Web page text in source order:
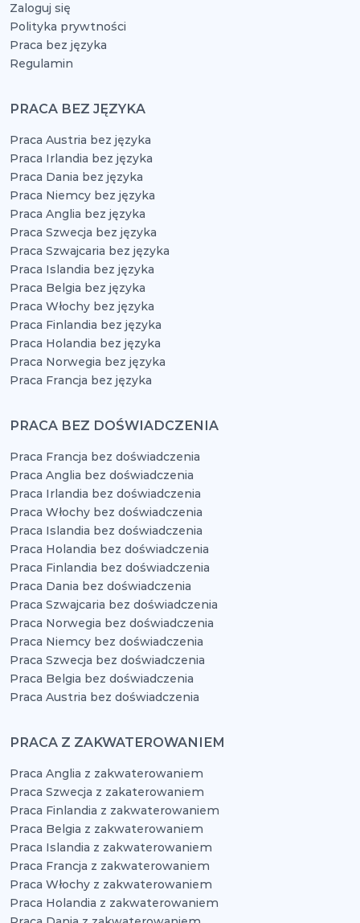
Zaloguj się
Polityka prywtności
Praca bez języka
Regulamin
PRACA BEZ JĘZYKA
Praca Austria bez języka
Praca Irlandia bez języka
Praca Dania bez języka
Praca Niemcy bez języka
Praca Anglia bez języka
Praca Szwecja bez języka
Praca Szwajcaria bez języka
Praca Islandia bez języka
Praca Belgia bez języka
Praca Włochy bez języka
Praca Finlandia bez języka
Praca Holandia bez języka
Praca Norwegia bez języka
Praca Francja bez języka
PRACA BEZ DOŚWIADCZENIA
Praca Francja bez doświadczenia
Praca Anglia bez doświadczenia
Praca Irlandia bez doświadczenia
Praca Włochy bez doświadczenia
Praca Islandia bez doświadczenia
Praca Holandia bez doświadczenia
Praca Finlandia bez doświadczenia
Praca Dania bez doświadczenia
Praca Szwajcaria bez doświadczenia
Praca Norwegia bez doświadczenia
Praca Niemcy bez doświadczenia
Praca Szwecja bez doświadczenia
Praca Belgia bez doświadczenia
Praca Austria bez doświadczenia
PRACA Z ZAKWATEROWANIEM
Praca Anglia z zakwaterowaniem
Praca Szwecja z zakaterowaniem
Praca Finlandia z zakwaterowaniem
Praca Belgia z zakwaterowaniem
Praca Islandia z zakwaterowaniem
Praca Francja z zakwaterowaniem
Praca Włochy z zakwaterowaniem
Praca Holandia z zakwaterowaniem